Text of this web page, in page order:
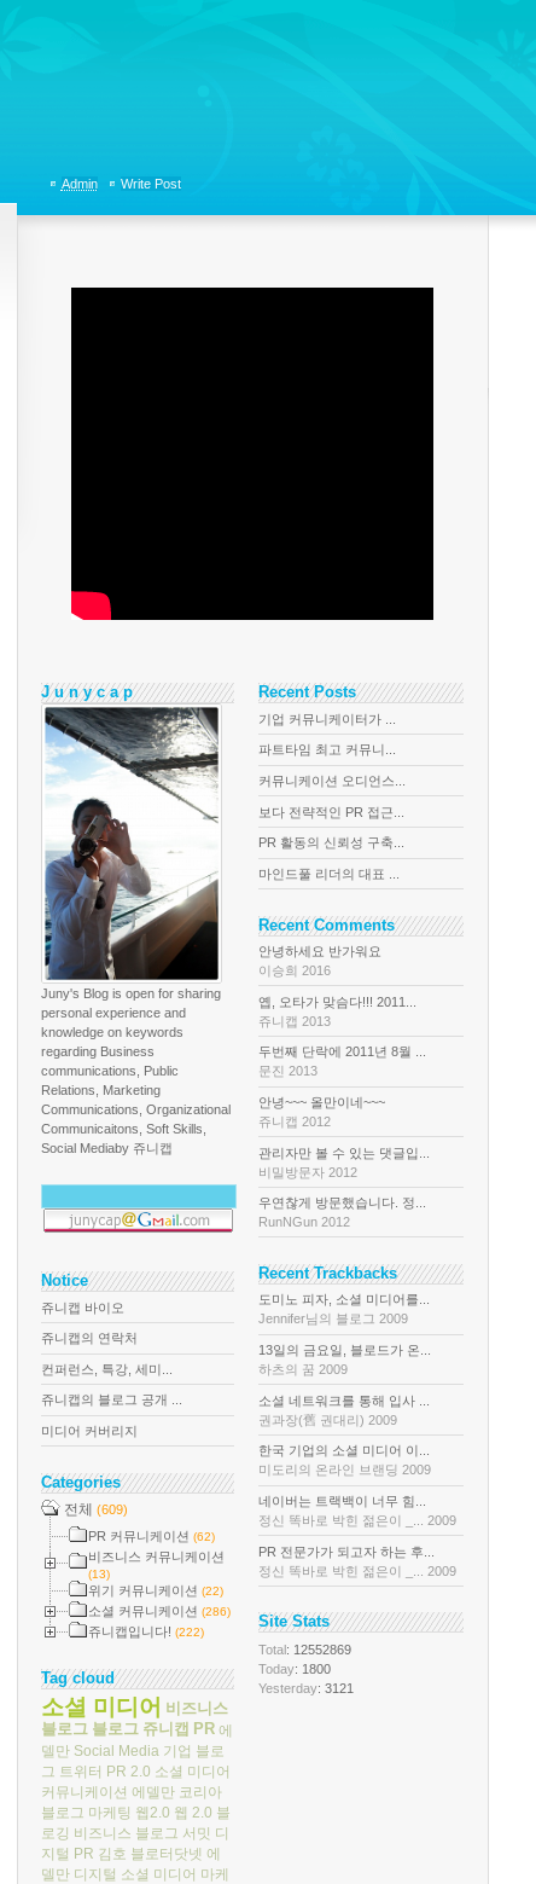
Admin Write Post
J u n y c a p
Juny's Blog is open for sharing
personal experience and
knowledge on keywords
regarding Business
communications, Public
Relations, Marketing
Communications, Organizational
Communicaitons, Soft Skills,
Social Mediaby 쥬니캡
Notice
쥬니캡 바이오
쥬니캡의 연락처
컨퍼런스, 특강, 세미...
쥬니캡의 블로그 공개 ...
미디어 커버리지
Categories
전체 (609)
PR 커뮤니케이션 (62)
비즈니스 커뮤니케이션
(13)
위기 커뮤니케이션 (22)
소셜 커뮤니케이션 (286)
쥬니캡입니다! (222)
Tag cloud
소셜 미디어 비즈니스
블로그 블로그 쥬니캡 PR 에
델만 Social Media 기업 블로
그 트위터 PR 2.0 소셜 미디어
커뮤니케이션 에델만 코리아
블로그 마케팅 웹2.0 웹 2.0 블
로깅 비즈니스 블로그 서밋 디
지털 PR 김호 블로터닷넷 에
델만 디지털 소셜 미디어 마케
Recent Posts
기업 커뮤니케이터가 ...
파트타임 최고 커뮤니...
커뮤니케이션 오디언스...
보다 전략적인 PR 접근...
PR 활동의 신뢰성 구축...
마인드풀 리더의 대표 ...
Recent Comments
안녕하세요 반가워요
이승희 2016
옙, 오타가 맞슴다!!! 2011...
쥬니캡 2013
두번째 단락에 2011년 8월 ...
문진 2013
안녕~~~ 올만이네~~~
쥬니캡 2012
관리자만 볼 수 있는 댓글입...
비밀방문자 2012
우연찮게 방문했습니다. 정...
RunNGun 2012
Recent Trackbacks
도미노 피자, 소셜 미디어를...
Jennifer님의 블로그 2009
13일의 금요일, 블로드가 온...
하츠의 꿈 2009
소셜 네트워크를 통해 입사 ...
권과장(舊 권대리) 2009
한국 기업의 소셜 미디어 이...
미도리의 온라인 브랜딩 2009
네이버는 트랙백이 너무 힘...
정신 똑바로 박힌 젊은이 _... 2009
PR 전문가가 되고자 하는 후...
정신 똑바로 박힌 젊은이 _... 2009
Site Stats
Total: 12552869
Today: 1800
Yesterday: 3121